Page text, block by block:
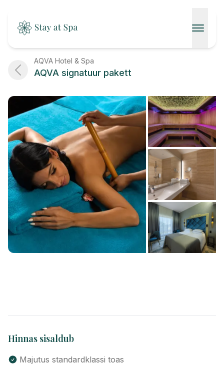
AVALEHT
KONTAKT
AQVA Hotel & Spa
AQVA signatuur pakett
Hinnas sisaldub
Majutus standardklassi toas